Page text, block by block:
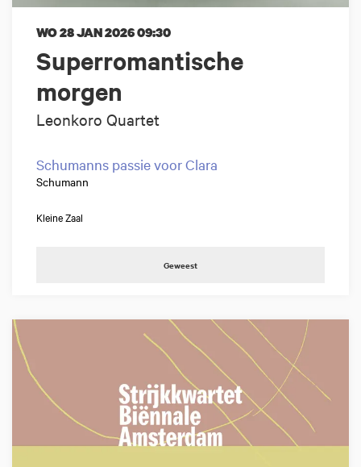
Superromantische
morgen
Leonkoro Quartet
WO 28 JAN 202609:30
Schumanns passie voor Clara
Schumann
Kleine Zaal
Geweest